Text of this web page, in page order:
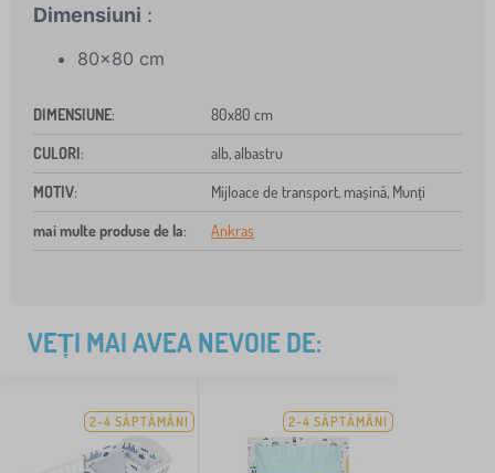
Dimensiuni :
80x80 cm
DIMENSIUNE: 80x80 cm
CULORI: alb, albastru
MOTIV: Mijloace de transport, mașină, Munți
mai multe produse de la: Ankras
VEȚI MAI AVEA NEVOIE DE:
2-4 SĂPTĂMÂNI 2-4 SĂPTĂMÂNI